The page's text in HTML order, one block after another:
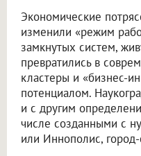
Экономические
изменили «режим
замкнутых систем,
превратились в
кластеры и «бизнес-
потенциалом.
и с другим
числе созданными с
или Иннополис,